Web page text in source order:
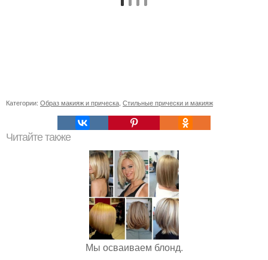
Категории: Образ макияж и прическа Стильные прически и макияж
Читайте также
Мы осваиваем блонд.